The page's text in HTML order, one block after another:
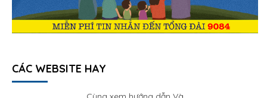
CÁC WEBSITE HAY